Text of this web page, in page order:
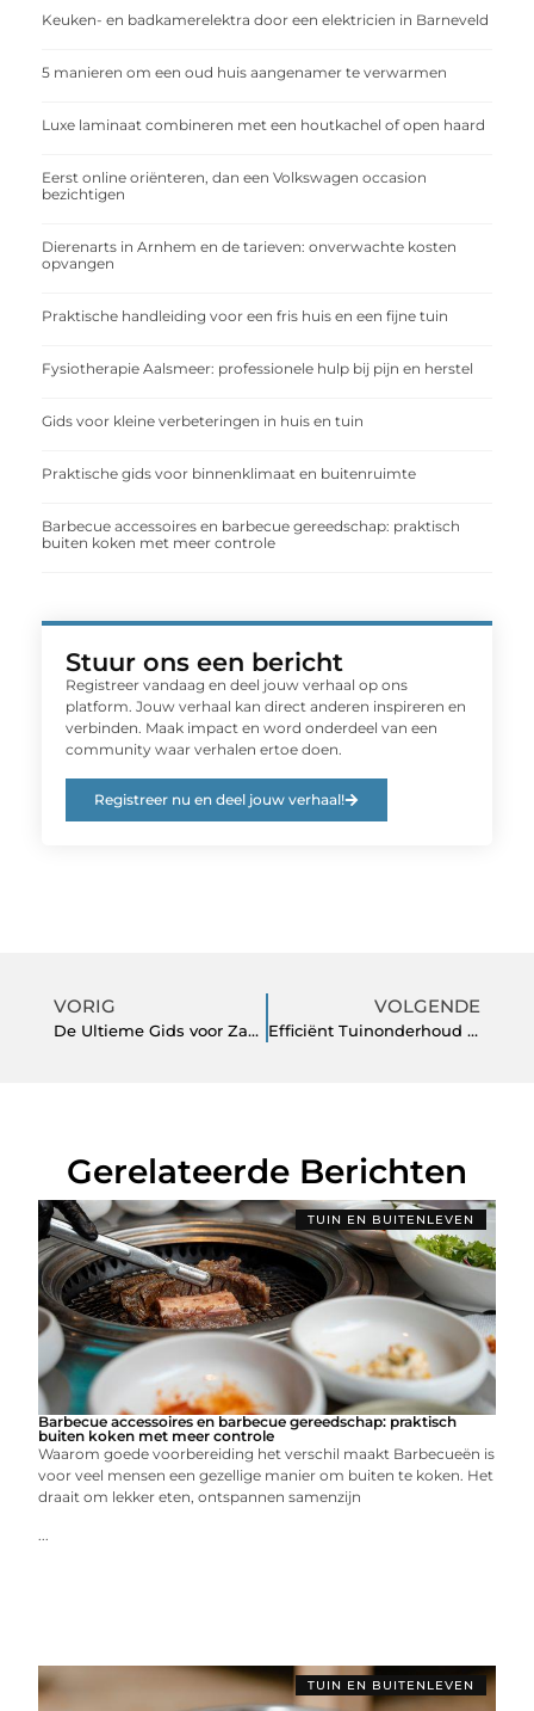
Keuken- en badkamerelektra door een elektricien in Barneveld
5 manieren om een oud huis aangenamer te verwarmen
Luxe laminaat combineren met een houtkachel of open haard
Eerst online oriënteren, dan een Volkswagen occasion
bezichtigen
Dierenarts in Arnhem en de tarieven: onverwachte kosten
opvangen
Praktische handleiding voor een fris huis en een fijne tuin
Fysiotherapie Aalsmeer: professionele hulp bij pijn en herstel
Gids voor kleine verbeteringen in huis en tuin
Praktische gids voor binnenklimaat en buitenruimte
Barbecue accessoires en barbecue gereedschap: praktisch
buiten koken met meer controle
Stuur ons een bericht
Registreer vandaag en deel jouw verhaal op ons
platform. Jouw verhaal kan direct anderen inspireren en
verbinden. Maak impact en word onderdeel van een
community waar verhalen ertoe doen.
Registreer nu en deel jouw verhaal!
VORIG
De Ultieme Gids voor Zaalverhuur in Utrecht: Waar Moet U Op Letten?
VOLGENDE
Efficiënt Tuinonderhoud met Snoeigereedschap en Drukspuiten
Gerelateerde Berichten
TUIN EN BUITENLEVEN
Barbecue accessoires en barbecue gereedschap: praktisch
buiten koken met meer controle
Waarom goede voorbereiding het verschil maakt Barbecueën is
voor veel mensen een gezellige manier om buiten te koken. Het
draait om lekker eten, ontspannen samenzijn
...
TUIN EN BUITENLEVEN